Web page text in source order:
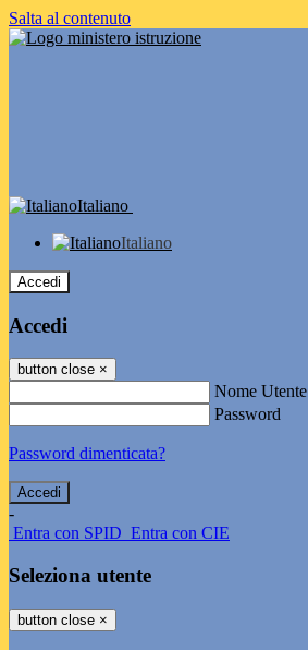
Salta al contenuto
Italiano
Italiano
Accedi
Accedi
button close ×
Nome Utente
Password
Password dimenticata?
-
Entra con SPID Entra con CIE
Seleziona utente
button close ×